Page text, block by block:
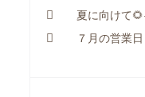
夏に向けて
７月の営業